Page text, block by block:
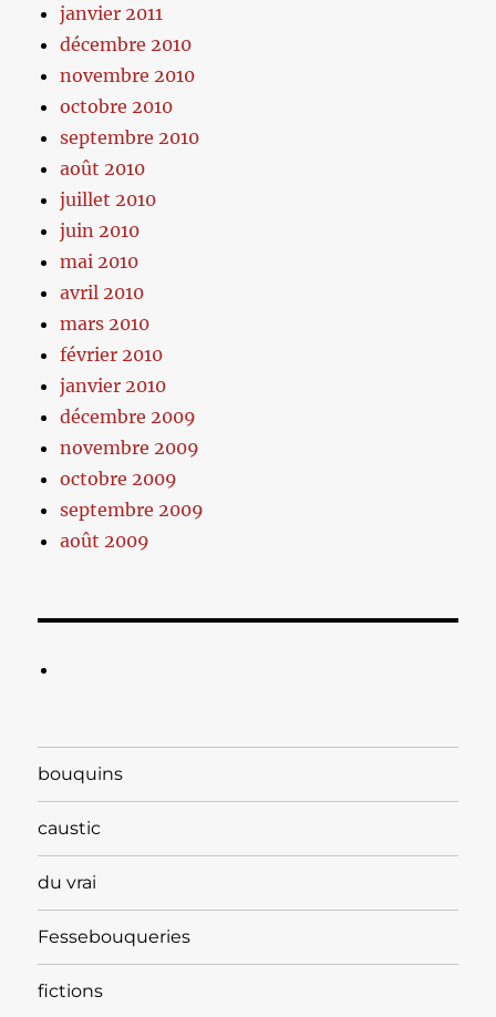
janvier 2011
décembre 2010
novembre 2010
octobre 2010
septembre 2010
août 2010
juillet 2010
juin 2010
mai 2010
avril 2010
mars 2010
février 2010
janvier 2010
décembre 2009
novembre 2009
octobre 2009
septembre 2009
août 2009
bouquins
caustic
du vrai
Fessebouqueries
fictions